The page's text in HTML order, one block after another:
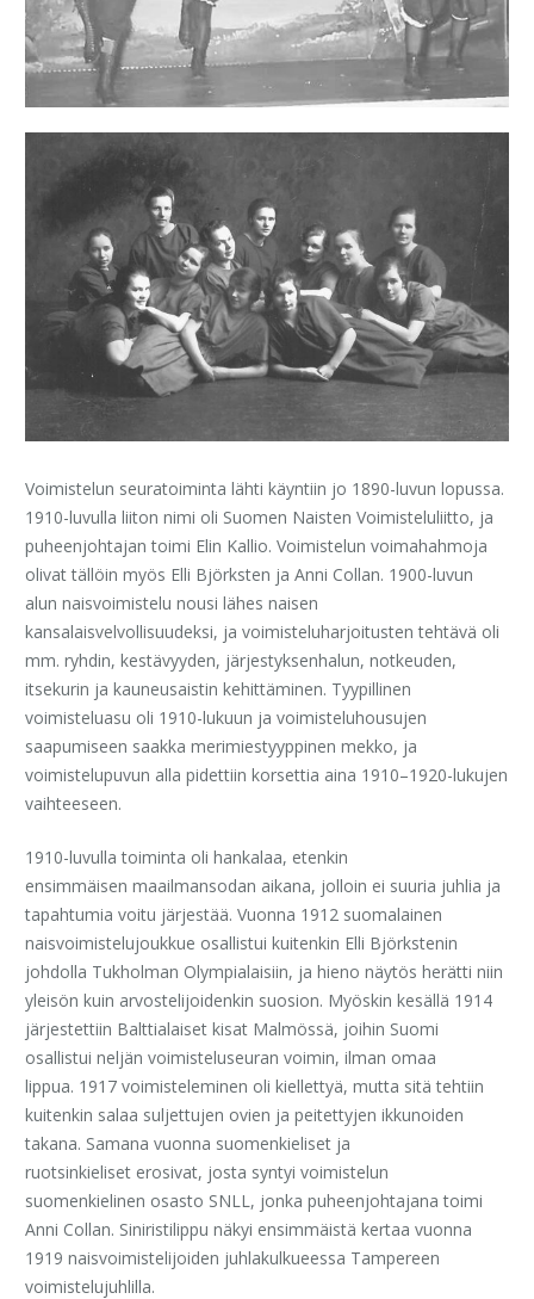
Voimistelun seuratoiminta lähti käyntiin jo 1890-luvun lopussa.
1910-luvulla liiton nimi oli Suomen Naisten Voimisteluliitto, ja
puheenjohtajan toimi Elin Kallio. Voimistelun voimahahmoja
olivat tällöin myös Elli Björksten ja Anni Collan. 1900-luvun
alun naisvoimistelu nousi lähes naisen
kansalaisvelvollisuudeksi, ja voimisteluharjoitusten tehtävä oli
mm. ryhdin, kestävyyden, järjestyksenhalun, notkeuden,
itsekurin ja kauneusaistin kehittäminen. Tyypillinen
voimisteluasu oli 1910-lukuun ja voimisteluhousujen
saapumiseen saakka merimiestyyppinen mekko, ja
voimistelupuvun alla pidettiin korsettia aina 1910–1920-lukujen
vaihteeseen.
1910-luvulla toiminta oli hankalaa, etenkin
ensimmäisen maailmansodan aikana, jolloin ei suuria juhlia ja
tapahtumia voitu järjestää. Vuonna 1912 suomalainen
naisvoimistelujoukkue osallistui kuitenkin Elli Björkstenin
johdolla Tukholman Olympialaisiin, ja hieno näytös herätti niin
yleisön kuin arvostelijoidenkin suosion. Myöskin kesällä 1914
järjestettiin Balttialaiset kisat Malmössä, joihin Suomi
osallistui neljän voimisteluseuran voimin, ilman omaa
lippua. 1917 voimisteleminen oli kiellettyä, mutta sitä tehtiin
kuitenkin salaa suljettujen ovien ja peitettyjen ikkunoiden
takana. Samana vuonna suomenkieliset ja
ruotsinkieliset erosivat, josta syntyi voimistelun
suomenkielinen osasto SNLL, jonka puheenjohtajana toimi
Anni Collan. Siniristilippu näkyi ensimmäistä kertaa vuonna
1919 naisvoimistelijoiden juhlakulkueessa Tampereen
voimistelujuhlilla.